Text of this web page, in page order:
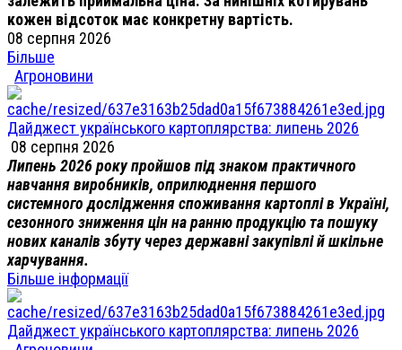
кожен відсоток має конкретну вартість.
08 серпня 2026
Більше
Агроновини
Дайджест українського картоплярства: липень 2026
08 серпня 2026
Липень 2026 року пройшов під знаком практичного
навчання виробників, оприлюднення першого
системного дослідження споживання картоплі в Україні,
сезонного зниження цін на ранню продукцію та пошуку
нових каналів збуту через державні закупівлі й шкільне
харчування.
Більше інформації
Дайджест українського картоплярства: липень 2026